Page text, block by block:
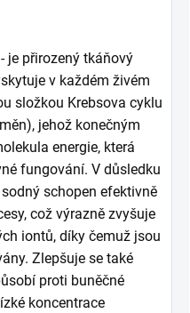
- je přirozený tkáňový
v každém živém
složkou Krebsova cyklu
jehož konečným
energie, která
fungování. V důsledku
schopen efektivně
což výrazně zvyšuje
iontů, díky čemuž jsou
Zlepšuje se také
proti buněčné
koncentrace